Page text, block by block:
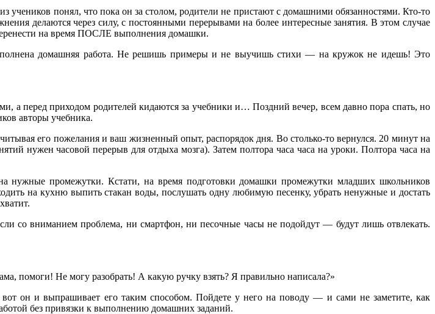
понял, что пока он за столом, родители не пристают с домашними обязанностями. Кто-то
делаются через силу, с постоянными перерывами на более интересные занятия. В этом случае
на время ПОСЛЕ выполнения домашки.
домашняя работа. Не решишь примеры и не выучишь стихи — на кружок не идешь! Это
а перед приходом родителей кидаются за учебники и… Поздний вечер, всем давно пора спать, но
авторы учебника.
его пожелания и ваш жизненный опыт, распорядок дня. Во столько-то вернулся. 20 минут на
нужен часовой перерыв для отдыха мозга). Затем полтора часа часа на уроки. Полтора часа на
нужные промежутки. Кстати, на время подготовки домашки промежутки младших школьников
на кухню выпить стакан воды, послушать одну любимую песенку, убрать ненужные и достать
со вниманием проблема, ни смартфон, ни песочные часы не подойдут — будут лишь отвлекать.
помоги! Не могу разобрать! А какую ручку взять? Я правильно написала?»
вот он и выпрашивает его таким способом. Пойдете у него на поводу — и сами не заметите, как
без привязки к выполнению домашних заданий.